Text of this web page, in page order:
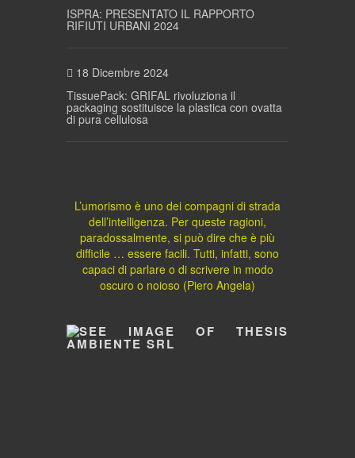
ISPRA: PRESENTATO IL RAPPORTO
RIFIUTI URBANI 2024
18 Dicembre 2024
TissuePack: GRIFAL rivoluziona il
packaging sostituisce la plastica con ovatta
di pura cellulosa
L’umorismo è uno dei compagni di strada
dell’intelligenza. Per queste ragioni,
paradossalmente, si può dire che è più
difficile … essere facili. Tutti, infatti, sono
capaci di parlare o di scrivere in modo
oscuro o noioso (Piero Angela)